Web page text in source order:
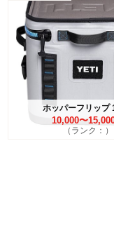
ホッパーフリップ
10,000〜
（ランク：）